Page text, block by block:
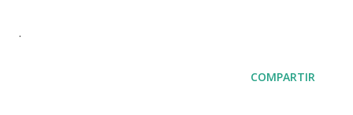
.
COMPARTIR